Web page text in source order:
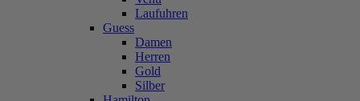
Laufuhren
Guess
Damen
Herren
Gold
Silber